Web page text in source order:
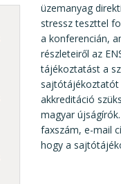
üzemanyag
stressz teszttel
a konferencián,
részleteiről az
tájékoztatást a
sajtótájékoztatót
akkreditáció
magyar
faxszám, e-mail
hogy a